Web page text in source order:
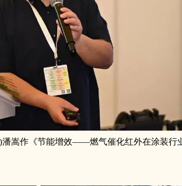
潘嵩作《节能增效——燃气催化红外在涂装行